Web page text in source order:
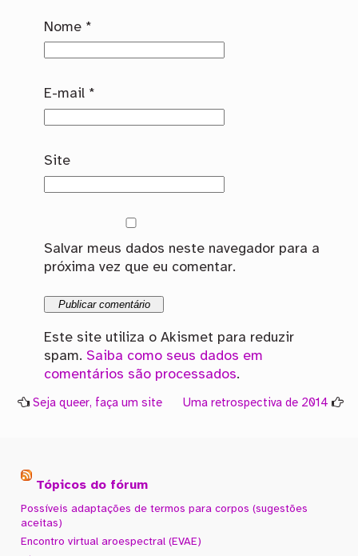
Nome *
E-mail *
Site
Salvar meus dados neste navegador para a
próxima vez que eu comentar.
Este site utiliza o Akismet para reduzir
spam. Saiba como seus dados em
comentários são processados.
Uma retrospectiva de 2014
Seja queer, faça um site
Tópicos do fórum
Possíveis adaptações de termos para corpos (sugestões
aceitas)
Encontro virtual aroespectral (EVAE)